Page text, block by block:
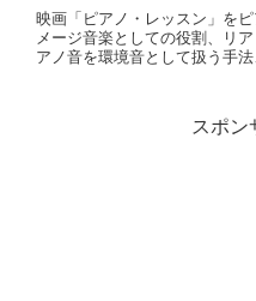
映画「ピアノ・レッスン」を
メージ音楽としての役割、リ
アノ音を環境音として扱う手
スポン